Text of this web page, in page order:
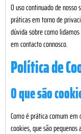
O uso continuado de
práticas em torno de
dúvida sobre como
em contacto connosco.
Política de
O que são
Como é prática comum
cookies, que são